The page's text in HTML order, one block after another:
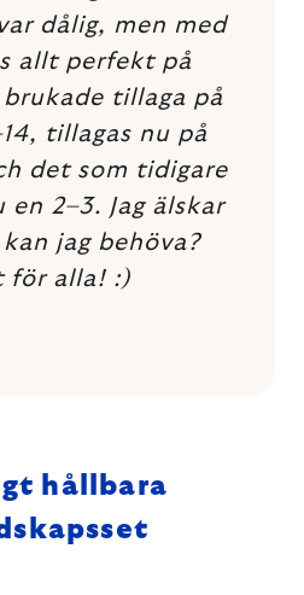
dålig, men med
allt perfekt på
tillaga på
tillagas nu på
det som tidigare
en 2–3. Jag älskar
jag behöva?
för alla! :)
hållbara